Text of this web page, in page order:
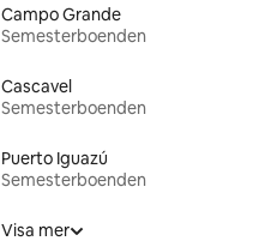
Campo Grande
Semesterboenden
Cascavel
Semesterboenden
Puerto Iguazú
Semesterboenden
Visa mer